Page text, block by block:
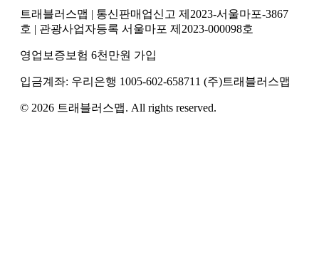
트래블러스맵 | 통신판매업신고 제2023-서울마포-3867
호 | 관광사업자등록 서울마포 제2023-000098호
영업보증보험 6천만원 가입
입금계좌: 우리은행 1005-602-658711 (주)트래블러스맵
© 2026 트래블러스맵. All rights reserved.